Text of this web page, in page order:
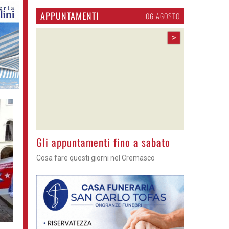
APPUNTAMENTI 06 AGOSTO
>
Gli appuntamenti fino a sabato
Cosa fare questi giorni nel Cremasco